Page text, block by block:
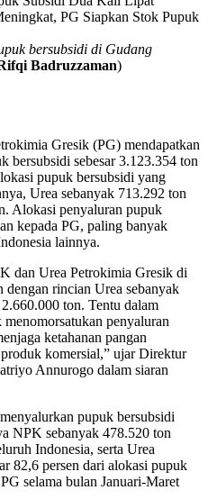
bersubsidi di Gudang
Badruzzaman)
Gresik (PG) mendapatkan
bersubsidi sebesar 3.123.354 ton
pupuk bersubsidi yang
Urea sebanyak 713.292 ton
Alokasi penyaluran pupuk
kepada PG, paling banyak
lainnya.
dan Urea Petrokimia Gresik di
dengan rincian Urea sebanyak
ton. Tentu dalam
penyaluran
ketahanan pangan
komersial,” ujar Direktur
Annurogo dalam siaran
pupuk bersubsidi
NPK sebanyak 478.520 ton
Indonesia, serta Urea
82,6 persen dari alokasi pupuk
selama bulan Januari-Maret